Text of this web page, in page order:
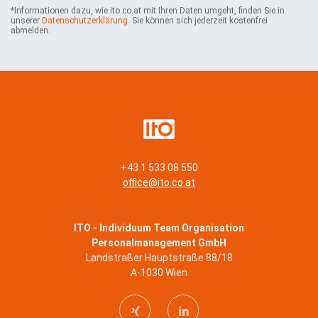
m
e
*Informationen dazu, wie ito.co.at mit Ihren Daten umgeht, finden Sie in
unserer Datenschutzerklärung. Sie können sich jederzeit kostenfrei
abmelden.
+43 1 533 08 550
office@ito.co.at
ITO - Individuum Team Organisation
Personalmanagement GmbH
Landstraßer Hauptstraße 88/18
A-1030 Wien